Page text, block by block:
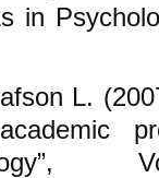
in
L.